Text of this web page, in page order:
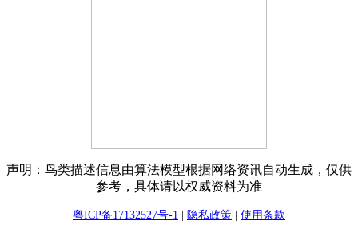
声明：鸟类描述信息由算法模型根据网络资讯自动生成，仅供
参考，具体请以权威资料为准
粤ICP备17132527号-1 隐私政策 使用条款